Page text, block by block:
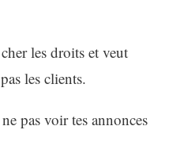
les droits et veut
les clients.
pas voir tes annonces